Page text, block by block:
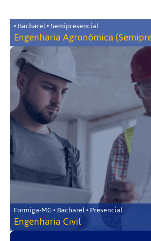
• Bacharel • Semipresencial
Engenharia Agronômica
Formiga-MG • Bacharel • Presencial
Engenharia Civil